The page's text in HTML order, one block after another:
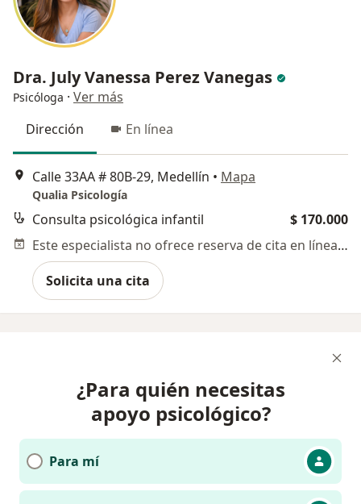
Dra. July Vanessa Perez Vanegas
Psicóloga · Ver más
Dirección
En línea
Calle 33AA # 80B-29, Medellín • Mapa
Qualia Psicología
Consulta psicológica infantil
$ 170.000
Este especialista no ofrece reserva de cita en línea en esta dirección.
Solicita una cita
¿Para quién necesitas
apoyo psicológico?
Para mí